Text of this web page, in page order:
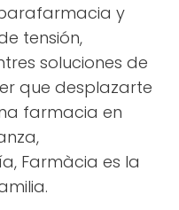
y
tensión,
soluciones de
que desplazarte
farmacia en
Farmàcia es la